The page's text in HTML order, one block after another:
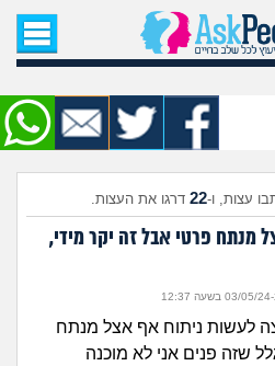
עמוד הבית
שאל שאלה
שאלות חדשות
שאלות שעוררו עניין
מה קורה כאן?
עצות, ו-22 דרגו את העצות.
מנתח פרטי אבל זה יקר מידי,
לעשות ניתוח אף אצל מנתח
שזה פנים אני לא מוכנה